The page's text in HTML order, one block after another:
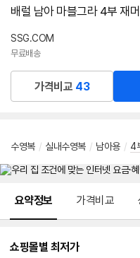
배럴 남아 마블그라 4부 재
SSG.COM
무료배송
가격비교 43
수영복 / 실내수영복 / 남아용 / 4
요약정보 가격비교
쇼핑몰별 최저가